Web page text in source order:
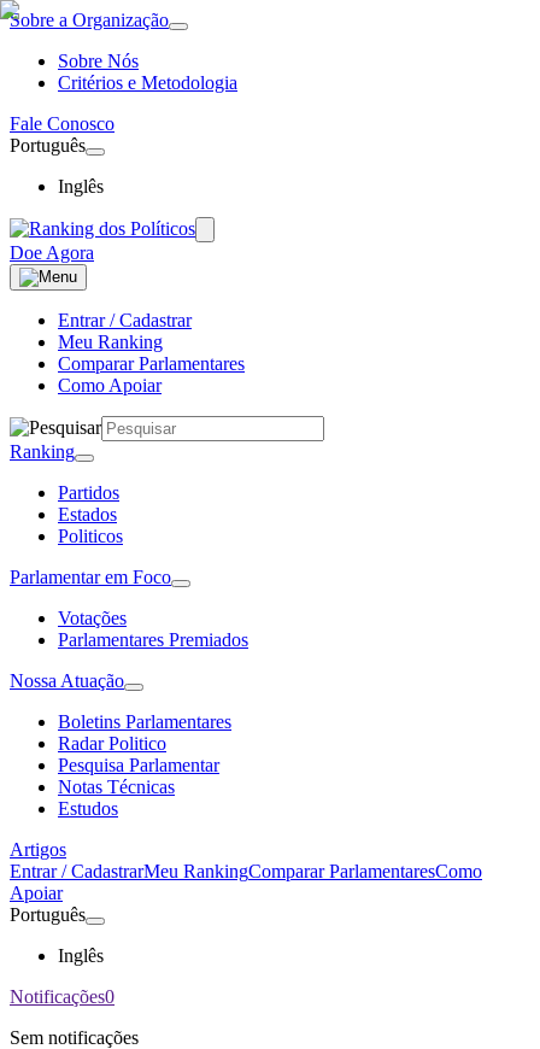
Sobre a Organização
Sobre Nós
Critérios e Metodologia
Fale Conosco
Português
Inglês
Doe Agora
Entrar / Cadastrar
Meu Ranking
Comparar Parlamentares
Como Apoiar
Ranking
Partidos
Estados
Politicos
Parlamentar em Foco
Votações
Parlamentares Premiados
Nossa Atuação
Boletins Parlamentares
Radar Politico
Pesquisa Parlamentar
Notas Técnicas
Estudos
Artigos
Entrar / CadastrarMeu RankingComparar ParlamentaresComo
Apoiar
Português
Inglês
Notificações0
Sem notificações